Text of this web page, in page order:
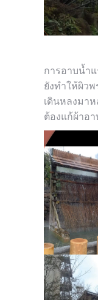
การอาบน้ำ
ยังทำให้ผิว
เดินหลงมา
ต้องแก้ผ้าอ